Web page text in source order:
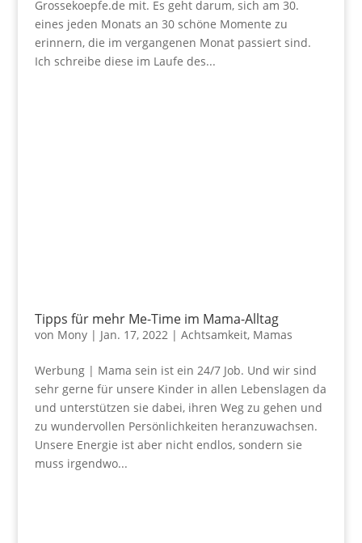
Grossekoepfe.de mit. Es geht darum, sich am 30.
eines jeden Monats an 30 schöne Momente zu
erinnern, die im vergangenen Monat passiert sind.
Ich schreibe diese im Laufe des...
Tipps für mehr Me-Time im Mama-Alltag
von Mony| Jan. 17, 2022| Achtsamkeit, Mamas
Werbung | Mama sein ist ein 24/7 Job. Und wir sind
sehr gerne für unsere Kinder in allen Lebenslagen da
und unterstützen sie dabei, ihren Weg zu gehen und
zu wundervollen Persönlichkeiten heranzuwachsen.
Unsere Energie ist aber nicht endlos, sondern sie
muss irgendwo...